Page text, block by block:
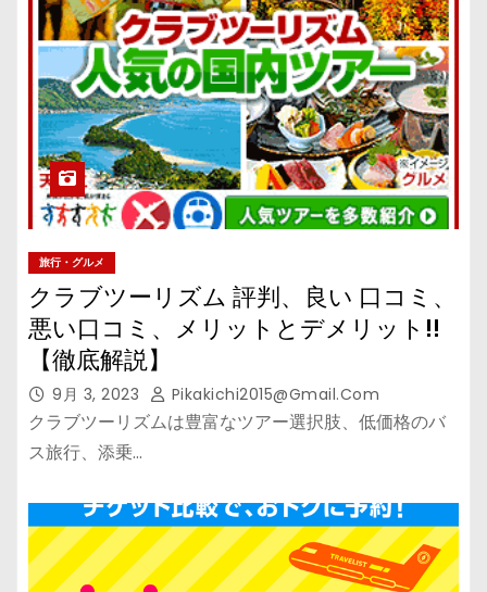
旅行・グルメ
クラブツーリズム 評判、良い 口コミ、
悪い口コミ、メリットとデメリット!!
【徹底解説】
9月 3, 2023 Pikakichi2015@gmail.com
クラブツーリズムは豊富なツアー選択肢、低価格のバ
ス旅行、添乗…